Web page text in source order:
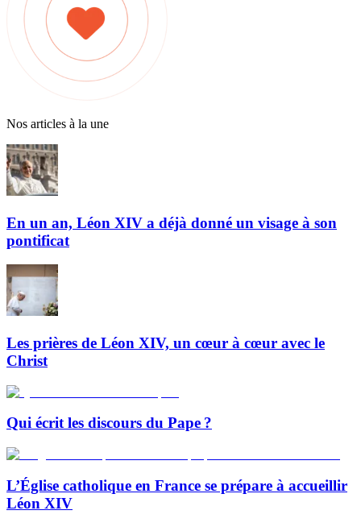
Nos articles à la une
En un an, Léon XIV a déjà donné un visage à son
pontificat
Les prières de Léon XIV, un cœur à cœur avec le
Christ
Qui écrit les discours du Pape ?
L’Église catholique en France se prépare à accueillir
Léon XIV